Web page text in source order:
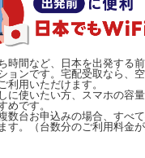
時間など、日本を出発する
ョンです。宅配受取なら、
利用いただけます。
に使いたい方、スマホの容
めです。
数台お申込みの場合、すべ
す。（台数分のご利用料金が